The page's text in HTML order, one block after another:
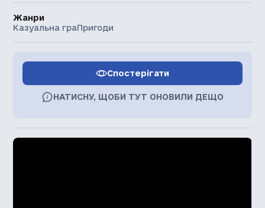
Жанри
Казуальна граПригоди
Спостерігати
НАТИСНУ, ЩОБИ ТУТ ОНОВИЛИ ДЕЩО